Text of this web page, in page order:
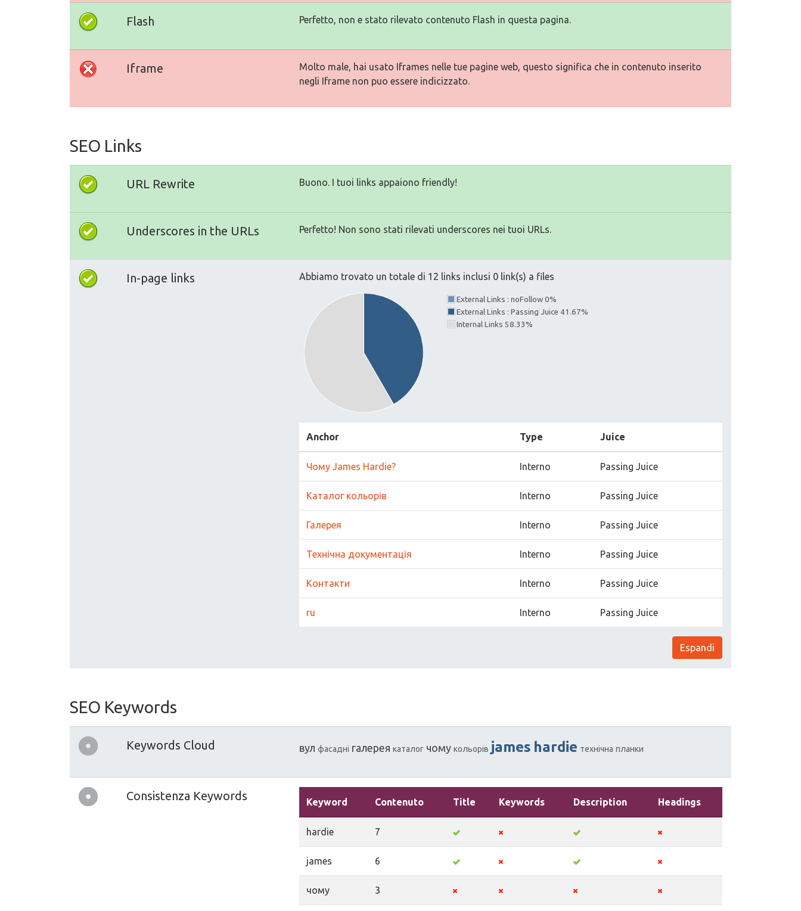
Flash Perfetto, non e stato rilevato contenuto Flash in questa pagina.
Iframe
Molto male, hai usato Iframes nelle tue pagine web, questo significa che in contenuto inserito
negli Iframe non puo essere indicizzato.
SEO Links
URL Rewrite Buono. I tuoi links appaiono friendly!
Underscores in the URLs Perfetto! Non sono stati rilevati underscores nei tuoi URLs.
In-page links Abbiamo trovato un totale di 12 links inclusi 0 link(s) a files
External Links : noFollow 0%
External Links : Passing Juice 41.67%
Internal Links 58.33%
Anchor Type Juice
Чому James Hardie? Interno Passing Juice
Каталог кольорів Interno Passing Juice
Галерея Interno Passing Juice
Технічна документація Interno Passing Juice
Контакти Interno Passing Juice
ru Interno Passing Juice
Espandi
SEO Keywords
Keywords Cloud вул фасадні галерея каталог чому кольорів james hardie технічна планки
Consistenza Keywords Keyword Contenuto Title Keywords Description Headings
hardie 7
james 6
чому 3